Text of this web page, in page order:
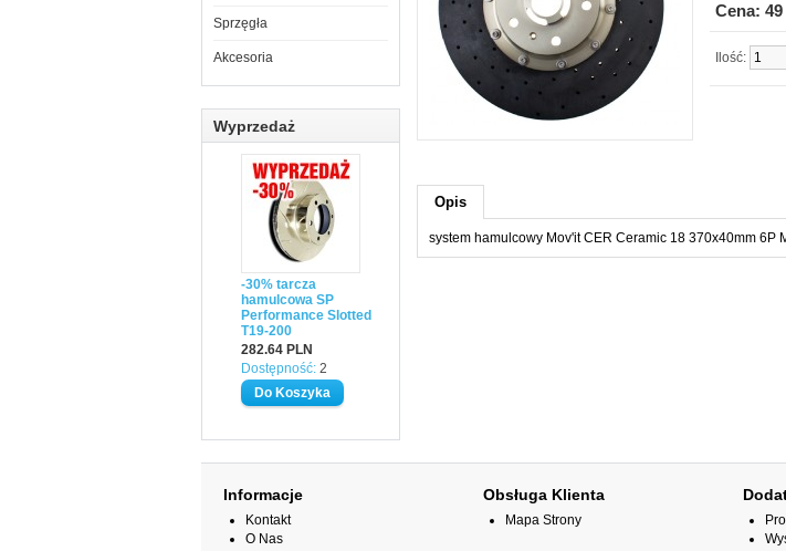
Sprzęgła
Akcesoria
Wyprzedaż
-30% tarcza
hamulcowa SP
Performance Slotted
T19-200
282.64 PLN
Dostępność: 2
Cena: 49
Ilość:
Opis
system hamulcowy Mov'it CER Ceramic 18 370x40mm 6P
Informacje
Kontakt
O Nas
Obsługa Klienta
Mapa Strony